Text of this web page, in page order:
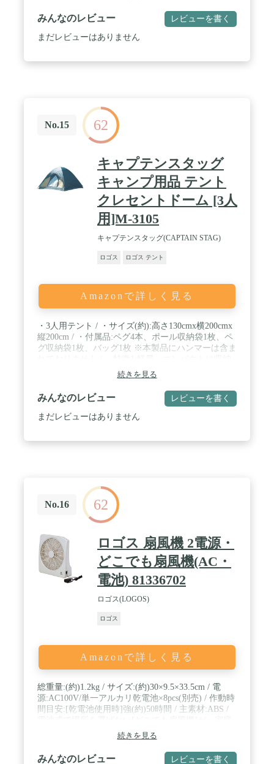
みんなのレビュー レビューを書く
まだレビューはありません
No.15 62
キャプテンスタッグ
キャンプ用品 テント
クレセントドーム [3人
用]M-3105
キャプテンスタッグ(CAPTAIN STAG)
ロゴス ロゴス テント
Amazonで詳しく見る
・3人用テント / ・サイズ(約):高さ130cmx横200cmx
縦200cm / ・付属品:ペグ4本、ポール収納袋1枚、ペ
グ収納袋1枚、バッグ1枚 ※本製品にハンマーは含ま
できるドーム型テント / ・特徴2:通気性と虫よけに
インナーテントの出入口と天井に1mmメッシュを採
用 / ・特徴3:雨でも安心のフルフライ仕様で、丈夫
なグラスファイバー製のポールを採用 / ・特徴4:イ
ンナーテントには小物入れに便利なメッシュポケッ
続きを見る
みんなのレビュー レビューを書く
まだレビューはありません
No.16 62
ロゴス 扇風機 2電源・
どこでも扇風機(AC・
電池) 81336702
ロゴス(LOGOS)
ロゴス
Amazonで詳しく見る
総重量:(約)1.2kg / サイズ:(約)30×9.5×33.5cm / 電
源:AC100V/単一アルカリ乾電池×8pcs(別売) / 作動時
間目安:[乾電池使用時]強(約)50時間 / 主素材:ABS /
用コンセントでも使えるようになりました。 / 送風
用、換気用に使えます。風量2段階調節可能。
続きを見る
みんなのレビュー レビューを書く